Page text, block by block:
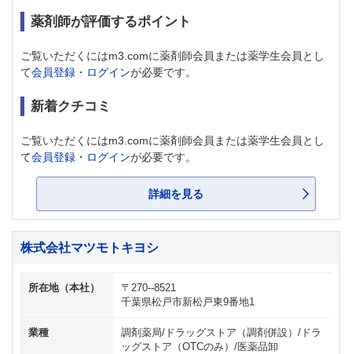
薬剤師が評価するポイント
ご覧いただくにはm3.comに薬剤師会員または薬学生会員とし
て会員登録・ログインが必要です。
新着クチコミ
ご覧いただくにはm3.comに薬剤師会員または薬学生会員とし
て会員登録・ログインが必要です。
詳細を見る
株式会社マツモトキヨシ
所在地（本社）
〒270--8521
千葉県松戸市新松戸東9番地1
業種
調剤薬局/ドラッグストア（調剤併設）/ドラ
ッグストア（OTCのみ）/医薬品卸